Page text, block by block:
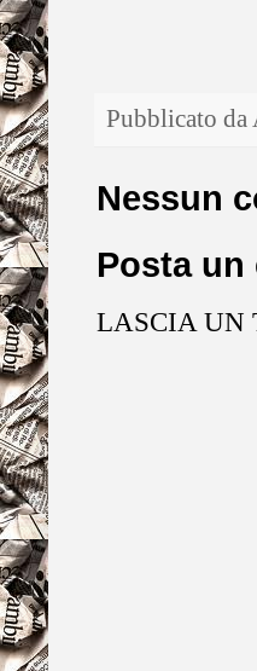
Pubblicato da
Nessun
Posta
LASCIA UN